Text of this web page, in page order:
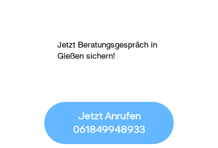
Jetzt Beratungsgespräch in
Gießen sichern!
Jetzt Anrufen
061849948933